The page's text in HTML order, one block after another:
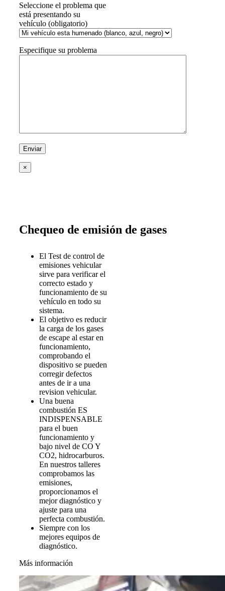
Seleccione el problema que
está presentando su
vehículo (obligatorio)
Especifique su problema
×
Chequeo de emisión de gases
El Test de control de
emisiones vehicular
sirve para verificar el
correcto estado y
funcionamiento de su
vehículo en todo su
sistema.
El objetivo es reducir
la carga de los gases
de escape al estar en
funcionamiento,
comprobando el
dispositivo se pueden
corregir defectos
antes de ir a una
revision vehicular.
Una buena
combustión ES
INDISPENSABLE
para el buen
funcionamiento y
bajo nivel de CO Y
CO2, hidrocarburos.
En nuestros talleres
comprobamos las
emisiones,
proporcionamos el
mejor diagnóstico y
ajuste para una
perfecta combustión.
Siempre con los
mejores equipos de
diagnóstico.
Más información